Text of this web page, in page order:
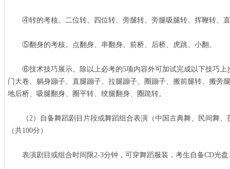
④转的考核。二位转、四位转、旁腿转、旁腿吸腿转、挥鞭转、
⑤翻身的考核。点翻身、串翻身、前桥、后桥、虎跳、小翻。
⑥技术技巧展示。除以上必考的5项内容外可加试完成以下技巧上
门大卷、躺身蹦子、直腿蹦子、拉腿蹦子、圈蹦子、搬前腿转、搬旁
地后桥、吸腿翻身、圈平转、绞腿翻身、圈跪转。
（2）自备舞蹈剧目片段或舞蹈组合表演（中国古典舞、民间舞、
（共100分）
表演剧目或组合时间限2-3分钟，可穿舞蹈服装，考生自备CD光盘